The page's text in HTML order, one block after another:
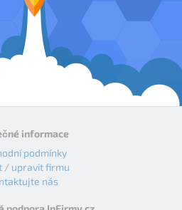
informace
podmínky
/ upravit firmu
nás